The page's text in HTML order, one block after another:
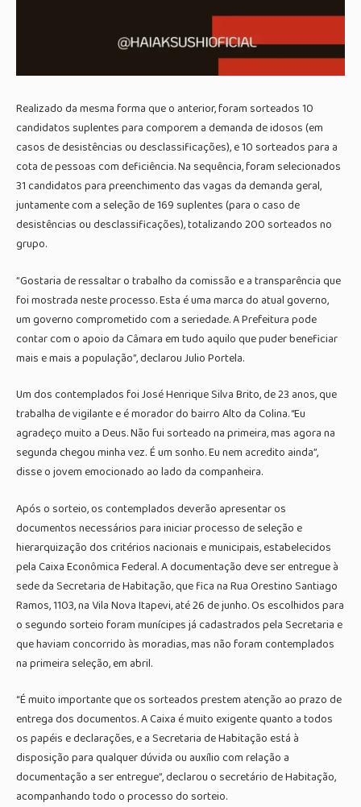
Realizado da mesma forma que o anterior, foram sorteados 10
candidatos suplentes para comporem a demanda de idosos (em
casos de desistências ou desclassificações), e 10 sorteados para a
cota de pessoas com deficiência. Na sequência, foram selecionados
31 candidatos para preenchimento das vagas da demanda geral,
juntamente com a seleção de 169 suplentes (para o caso de
desistências ou desclassificações), totalizando 200 sorteados no
grupo.
”Gostaria de ressaltar o trabalho da comissão e a transparência que
foi mostrada neste processo. Esta é uma marca do atual governo,
um governo comprometido com a seriedade. A Prefeitura pode
contar com o apoio da Câmara em tudo aquilo que puder beneficiar
mais e mais a população”, declarou Julio Portela.
Um dos contemplados foi José Henrique Silva Brito, de 23 anos, que
trabalha de vigilante e é morador do bairro Alto da Colina. “Eu
agradeço muito a Deus. Não fui sorteado na primeira, mas agora na
segunda chegou minha vez. É um sonho. Eu nem acredito ainda”,
disse o jovem emocionado ao lado da companheira.
Após o sorteio, os contemplados deverão apresentar os
documentos necessários para iniciar processo de seleção e
hierarquização dos critérios nacionais e municipais, estabelecidos
pela Caixa Econômica Federal. A documentação deve ser entregue à
sede da Secretaria de Habitação, que fica na Rua Orestino Santiago
Ramos, 1103, na Vila Nova Itapevi, até 26 de junho. Os escolhidos para
o segundo sorteio foram munícipes já cadastrados pela Secretaria e
que haviam concorrido às moradias, mas não foram contemplados
na primeira seleção, em abril.
“É muito importante que os sorteados prestem atenção ao prazo de
entrega dos documentos. A Caixa é muito exigente quanto a todos
os papéis e declarações, e a Secretaria de Habitação está à
disposição para qualquer dúvida ou auxílio com relação a
documentação a ser entregue”, declarou o secretário de Habitação,
acompanhando todo o processo do sorteio.